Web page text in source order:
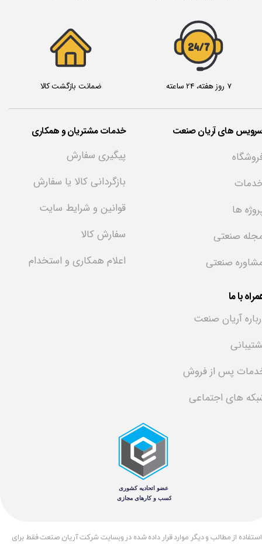
​استفاده از مطالب و دیگر موارد قرار داده شده در وبسایت شرکت آریان صنعت فقط برای
7 روز هفته، 24 ساعته ضمانت بازگشت کالا
های آریان صنعت خدمات مشتریان و همکاری
با ما
ها
صنعتی
صنعتی
پیگیری سفارش
بازگردانی کالا یا سفارش
قوانین و شرایط سایت
سفارش کالا
اعلام همکاری و استخدام
آریان صنعت
پس از فروش
های اجتماعی
24/7